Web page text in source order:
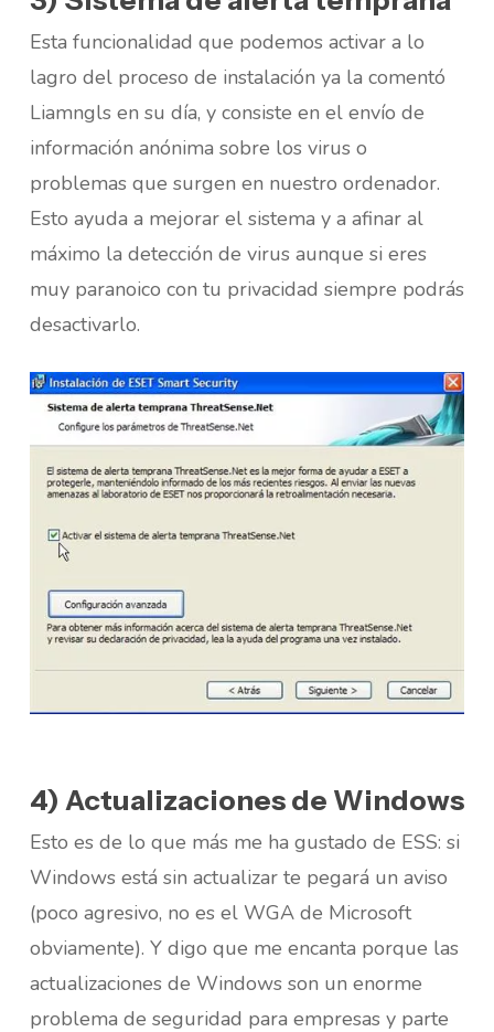
Esta funcionalidad que podemos activar a lo
lagro del proceso de instalación ya la comentó
Liamngls en su día, y consiste en el envío de
información anónima sobre los virus o
problemas que surgen en nuestro ordenador.
Esto ayuda a mejorar el sistema y a afinar al
máximo la detección de virus aunque si eres
muy paranoico con tu privacidad siempre podrás
desactivarlo.
4) Actualizaciones de Windows
Esto es de lo que más me ha gustado de ESS: si
Windows está sin actualizar te pegará un aviso
(poco agresivo, no es el WGA de Microsoft
obviamente). Y digo que me encanta porque las
actualizaciones de Windows son un enorme
problema de seguridad para empresas y parte